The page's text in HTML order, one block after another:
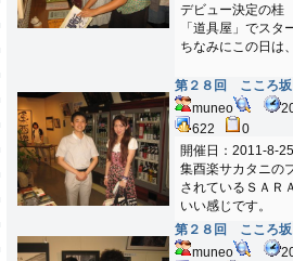
デビュー決定の
「道具屋」でス
ちなみにこの日は
第２８回 こころ坂
muneo
622
0
開催日：2011-8-25
集酉楽サカタニの
されているＳＡＲ
いい感じです。
第２８回 こころ坂
muneo